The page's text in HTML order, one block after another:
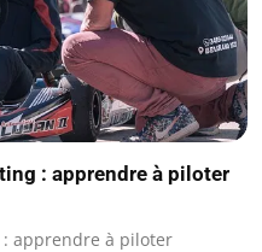
: apprendre à piloter
apprendre à piloter